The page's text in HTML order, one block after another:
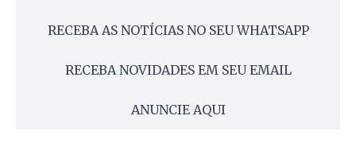
RECEBA AS NOTÍCIAS NO SEU WHATSAPP
RECEBA NOVIDADES EM SEU EMAIL
ANUNCIE AQUI